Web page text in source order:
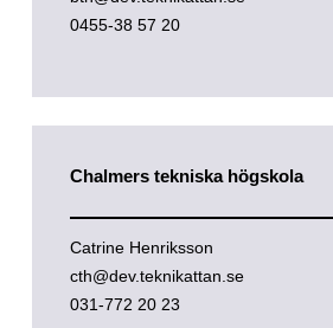
0455-38 57 20
Chalmers tekniska högskola
Catrine Henriksson
cth@dev.teknikattan.se
031-772 20 23